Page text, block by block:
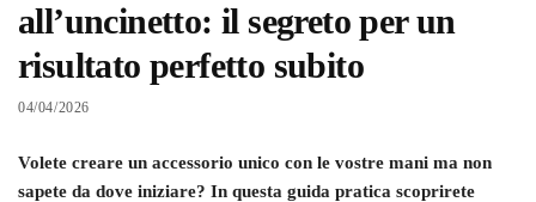
all’uncinetto: il segreto per un
risultato perfetto subito
04/04/2026
Volete creare un accessorio unico con le vostre mani ma non
sapete da dove iniziare? In questa guida pratica scoprirete